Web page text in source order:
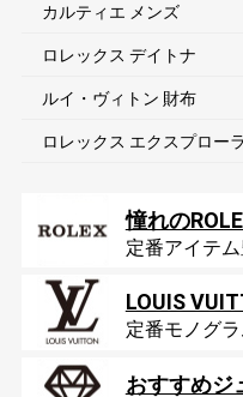
カルティエ メンズ
ロレックス デイトナ
ルイ・ヴィトン 財布
ロレックス エクスプロー
憧れの
定番アイテ
LOUIS
定番モノグ
おすすめジ